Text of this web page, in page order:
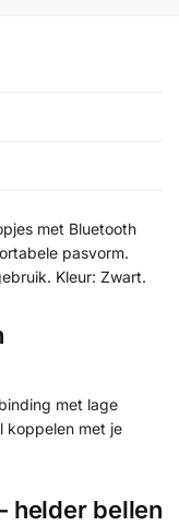
met Bluetooth
pasvorm.
Kleur: Zwart.
met lage
koppelen met je
helder bellen